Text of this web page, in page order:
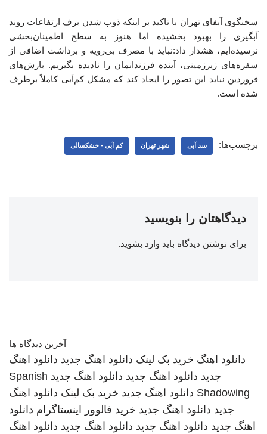
سخنگوی آبفای تهران با تاکید بر اینکه ذوب شدن برف ارتفاعات روند
آبگیری را بهبود بخشیده اما هنوز به سطح اطمینان‌بخشی
نرسیده‌ایم، هشدار داد:نباید با مصرف بی‌رویه و برداشت اضافی از
سفره‌های زیرزمینی، آینده فرزندانمان را نادیده بگیریم. بارش‌های
فروردین‌ نباید این تصور را ایجاد کند که مشکل کم‌آبی کاملاً برطرف
شده است.
برچسب‌ها: سد آبی شهر تهران کم آبی - خشکسالی
دیدگاهتان را بنویسید
برای نوشتن دیدگاه باید وارد بشوید.
آخرین دیدگاه ها
دانلود اهنگ خرید بک لینک دانلود اهنگ جدید دانلود اهنگ
جدید دانلود اهنگ جدید دانلود اهنگ جدید Spanish
Shadowing دانلود اهنگ جدید خرید بک لینک دانلود اهنگ
جدید دانلود اهنگ جدید خرید فالوور اینستاگرام دانلود
اهنگ جدید دانلود اهنگ جدید دانلود اهنگ جدید دانلود اهنگ